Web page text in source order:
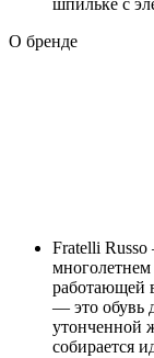
шпильке с
О бренде
Fratelli
многолетнем
работающей
— это обувь
утонченной
собирается